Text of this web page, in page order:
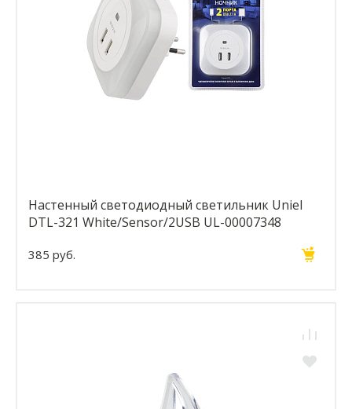
Настенный светодиодный светильник Uniel
DTL-321 White/Sensor/2USB UL-00007348
385 руб.